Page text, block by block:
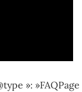
»: